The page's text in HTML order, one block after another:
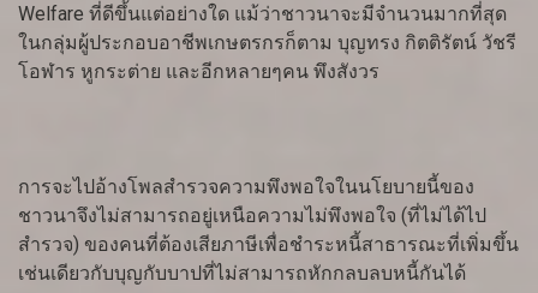
Welfare ที่ดีขึ้นแต่อย่างใด แม้ว่าชาวนาจะมีจำนวนมากที่สุด
ในกลุ่มผู้ประกอบอาชีพเกษตรกรก็ตาม บุญทรง กิตติรัตน์ วัชรี
โอฬาร หูกระต่าย และอีกหลายๆคน พึงสังวร
การจะไปอ้างโพลสำรวจความพึงพอใจในนโยบายนี้ของ
ชาวนาจึงไม่สามารถอยู่เหนือความไม่พึงพอใจ (ที่ไม่ได้ไป
สำรวจ) ของคนที่ต้องเสียภาษีเพื่อชำระหนี้สาธารณะที่เพิ่มขึ้น
เช่นเดียวกับบุญกับบาปที่ไม่สามารถหักกลบลบหนี้กันได้